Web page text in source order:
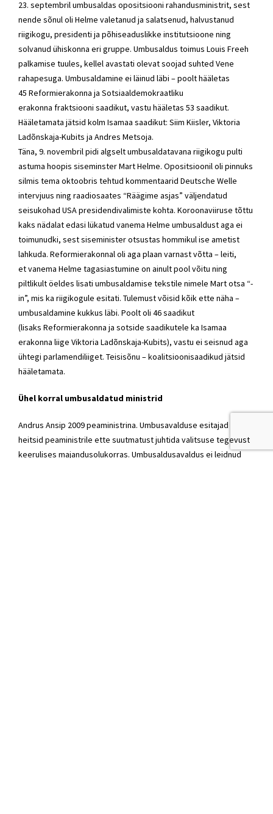
23. septembril umbusaldas opositsiooni rahandusministrit, sest
nende sõnul oli Helme valetanud ja salatsenud, halvustanud
riigikogu, presidenti ja põhiseaduslikke institutsioone ning
solvanud ühiskonna eri gruppe. Umbusaldus toimus Louis Freeh
palkamise tuules, kellel avastati olevat soojad suhted Vene
rahapesuga. Umbusaldamine ei läinud läbi – poolt hääletas
45 Reformierakonna ja Sotsiaaldemokraatliku
erakonna fraktsiooni saadikut, vastu hääletas 53 saadikut.
Hääletamata jätsid kolm Isamaa saadikut: Siim Kiisler, Viktoria
Ladõnskaja-Kubits ja Andres Metsoja.
Täna, 9. novembril pidi algselt umbusaldatavana riigikogu pulti
astuma hoopis siseminsterMart Helme. Opositsioonil oli pinnuks
silmis tema oktoobris tehtud kommentaarid Deutsche Welle
intervjuus ning raadiosaates “Räägime asjas” väljendatud
seisukohad USA presidendivalimiste kohta. Koroonaviiruse tõttu
kaks nädalat edasi lükatud vanema Helme umbusaldust aga ei
toimunudki, sest siseminister otsustas hommikul ise ametist
lahkuda. Reformierakonnaloli aga plaan varnast võtta – leiti,
etvanema Helme tagasiastumine on ainult pool võitu ning
piltlikult öeldes lisati umbusaldamise tekstile nimele Mart otsa “-
in”, mis ka riigikogule esitati. Tulemust võisid kõik ette näha –
umbusaldamine kukkus läbi. Poolt oli 46 saadikut
(lisaks Reformierakonna ja sotside saadikutele ka Isamaa
erakonna liige Viktoria Ladõnskaja-Kubits), vastu ei seisnud aga
ühtegi parlamendiliiget. Teisisõnu – koalitsioonisaadikud jätsid
hääletamata.
Ühel korral umbusaldatud ministrid
Andrus Ansip 2009 peaministrina. Umbusavalduse esitajad
heitsid peaministrile ette suutmatust juhtida valitsuse tegevust
keerulises majandusolukorras. Umbusaldusavaldus ei leidnud